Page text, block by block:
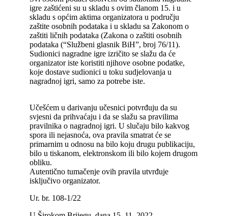
igre zaštićeni su u skladu s ovim članom 15. i u
skladu s općim aktima organizatora u području
zaštite osobnih podataka i u skladu sa Zakonom o
zaštiti ličnih podataka (Zakona o zaštiti osobnih
podataka (“Službeni glasnik BiH”, broj 76/11).
Sudionici nagradne igre izričito se slažu da će
organizator iste koristiti njihove osobne podatke,
koje dostave sudionici u toku sudjelovanja u
nagradnoj igri, samo za potrebe iste.
Učešćem u darivanju učesnici potvrđuju da su
svjesni da prihvaćaju i da se slažu sa pravilima
pravilnika o nagradnoj igri. U slučaju bilo kakvog
spora ili nejasnoća, ova pravila smatrat će se
primarnim u odnosu na bilo koju drugu publikaciju,
bilo u tiskanom, elektronskom ili bilo kojem drugom
obliku.
Autentično tumačenje ovih pravila utvrđuje
isključivo organizator.
Ur. br. 108-1/22